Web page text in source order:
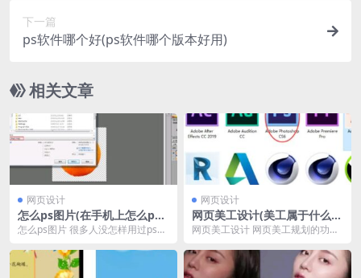
下一篇
ps软件哪个好(ps软件哪个版本好用)
相关文章
网页设计
怎么ps图片(在手机上怎么ps
图片)
怎么ps图片 很多人没怎样用过ps软
解。那么ps怎...
网页设计
网页美工设计(美工属于什么设
计)
网页美工设计 网页美工规划的功能
即传统意义上的“美...